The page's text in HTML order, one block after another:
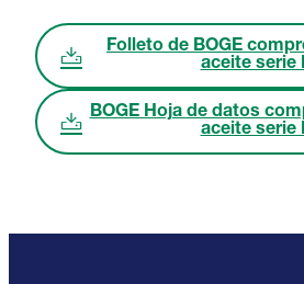
Folleto de BOGE
aceite serie
BOGE Hoja de datos
aceite serie